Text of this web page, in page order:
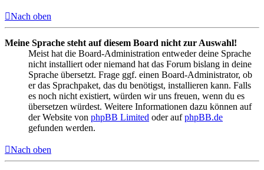
Nach oben
Meine Sprache steht auf diesem Board nicht zur Auswahl!
Meist hat die Board-Administration entweder deine Sprache
nicht installiert oder niemand hat das Forum bislang in deine
Sprache übersetzt. Frage ggf. einen Board-Administrator, ob
er das Sprachpaket, das du benötigst, installieren kann. Falls
es noch nicht existiert, würden wir uns freuen, wenn du es
übersetzen würdest. Weitere Informationen dazu können auf
der Website von phpBB Limited oder aufphpBB.de
gefunden werden.
Nach oben